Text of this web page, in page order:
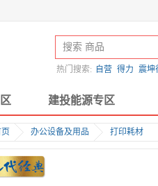
热门搜索: 自营 得力 震坤
建投能源专区
及配件/
办公设备及用品 打印耗材